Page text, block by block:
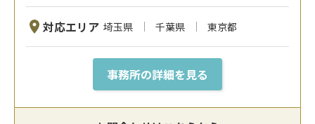
対応エリア 埼玉県 千葉県 東京都
事務所の詳細を見る